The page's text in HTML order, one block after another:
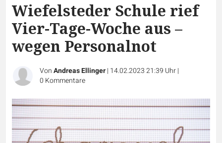
Wiefelsteder Schule rief
Vier-Tage-Woche aus –
wegen Personalnot
VonAndreas Ellinger| 14.02.2023 21:39 Uhr|
0 Kommentare